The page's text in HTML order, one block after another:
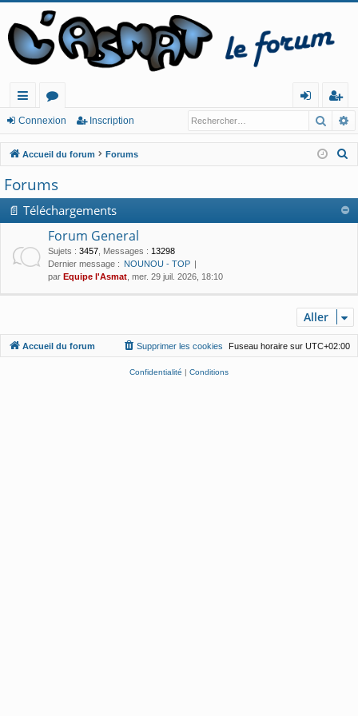
ac
co
ur
cis
or
u
m
s
n
ne
ns
cri
pt
Connexion Inscription
Accueil du forum Forums
e
e
r
Forums
📄 Téléchargements
Forum General
Sujets : 3457 Messages : 13298
Dernier message : NOUNOU - TOP
par Equipe l'Asmat , mer. 29 juil. 2026, 18:10
Aller
Accueil du forum Fuseau horaire sur UTC+02:00
Supprimer les cookies
Confidentialité | Conditions